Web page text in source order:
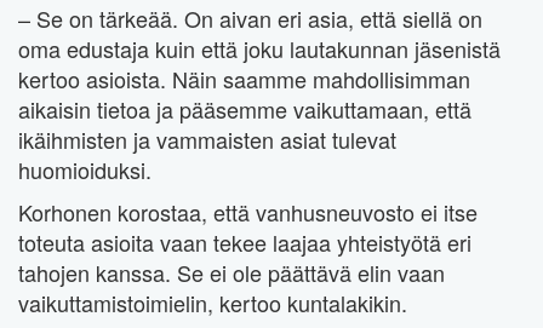
– Se on tärkeää. On aivan eri asia, että siellä on
oma edustaja kuin että joku lautakunnan jäsenistä
kertoo asioista. Näin saamme mahdollisimman
aikaisin tietoa ja pääsemme vaikuttamaan, että
ikäihmisten ja vammaisten asiat tulevat
huomioiduksi.
Korhonen korostaa, että vanhusneuvosto ei itse
toteuta asioita vaan tekee laajaa yhteistyötä eri
tahojen kanssa. Se ei ole päättävä elin vaan
vaikuttamistoimielin, kertoo kuntalakikin.